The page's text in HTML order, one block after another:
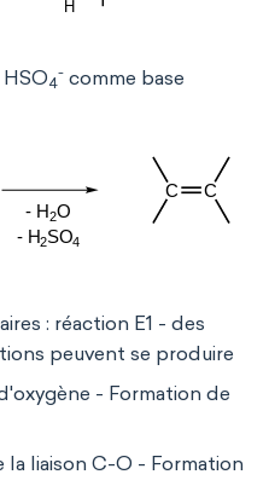
4
- comme base
: réaction E1 - des
peuvent se produire
- Formation de
liaison C-O - Formation